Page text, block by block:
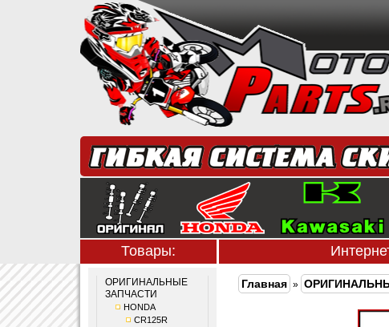
Товары:
ОРИГИНАЛЬНЫЕ
ЗАПЧАСТИ
HONDA
CR125R
Главная »